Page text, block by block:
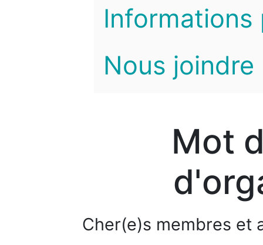
Informations
Nous joindre
Mot
Cher(e)s membres et